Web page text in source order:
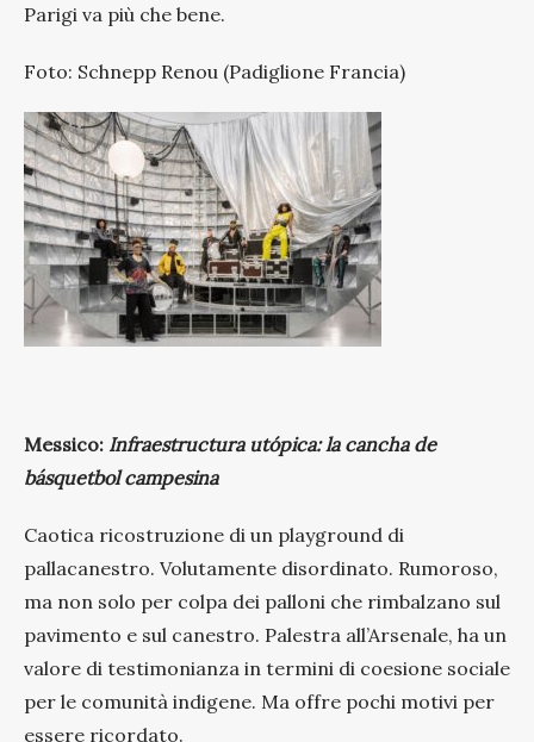
Parigi va più che bene.
Foto: Schnepp Renou (Padiglione Francia)
Messico: Infraestructura utópica: la cancha de
básquetbol campesina
Caotica ricostruzione di un playground di
pallacanestro. Volutamente disordinato. Rumoroso,
ma non solo per colpa dei palloni che rimbalzano sul
pavimento e sul canestro. Palestra all’Arsenale, ha un
valore di testimonianza in termini di coesione sociale
per le comunità indigene. Ma offre pochi motivi per
essere ricordato.